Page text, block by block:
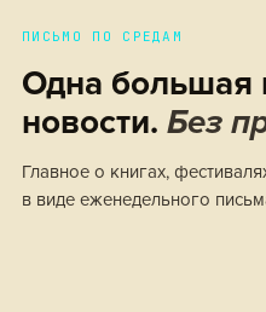
ПИСЬМО ПО СРЕДАМ
Одна большая
новости. Без
Главное о книгах,
в виде еженедельного